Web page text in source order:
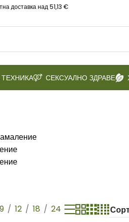
доставка над 51,13 €
СЕКСУАЛНО ЗДРАВЕ
9 12 18 24